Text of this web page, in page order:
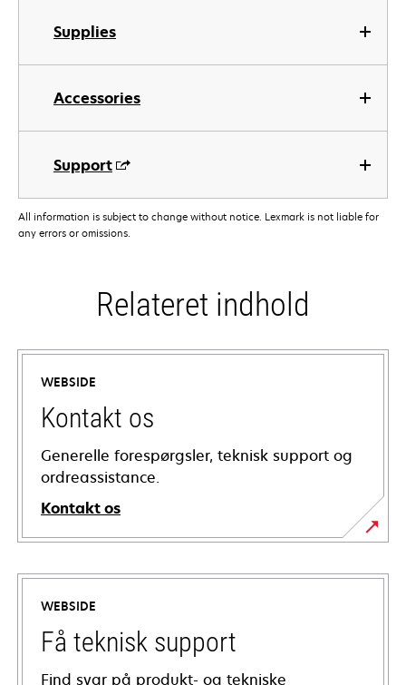
Supplies
Accessories
Support
All information is subject to change without notice. Lexmark is not liable for
any errors or omissions.
Relateret indhold
WEBSIDE
Kontakt os
Generelle forespørgsler, teknisk support og
ordreassistance.
Kontakt os
WEBSIDE
Få teknisk support
Find svar på produkt- og tekniske